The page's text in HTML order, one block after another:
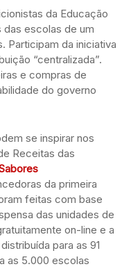
da Educação
escolas de um
Participam da iniciativa
“centralizada”.
e compras de
do governo
se inspirar nos
Receitas das
da primeira
feitas com base
das unidades de
on-line e a
para as 91
as 5.000 escolas